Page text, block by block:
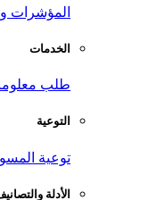
المؤشرات
الخدمات
طلب
التوعية
توعية
الأدلة